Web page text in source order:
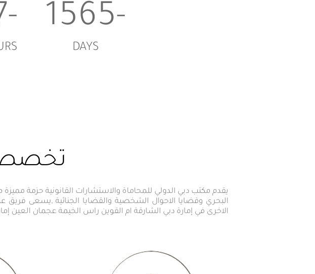
-1565
DAYS
-17
يقدم مكتب دبي الدولي للمحاماة والاستشارات القانونية حزمة
البحري وقضايا الاحوال الشخصية والقضايا الجنائية ,يسعى فريق
الاخرى في إمارة دبي الشارقة ام القوين راس الخيمة عجمان العين